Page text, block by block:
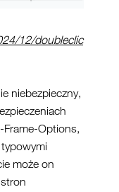
12/doubleclic
niebezpieczny,
Frame-Options,
może on